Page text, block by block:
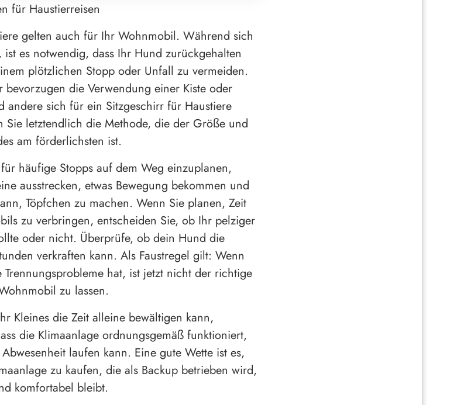
für Haustierreisen
gelten auch für Ihr Wohnmobil. Während sich
es notwendig, dass Ihr Hund zurückgehalten
plötzlichen Stopp oder Unfall zu vermeiden.
die Verwendung einer Kiste oder
andere sich für ein Sitzgeschirr für Haustiere
Sie letztendlich die Methode, die der Größe und
am förderlichsten ist.
häufige Stopps auf dem Weg einzuplanen,
ausstrecken, etwas Bewegung bekommen und
Töpfchen zu machen. Wenn Sie planen, Zeit
zu verbringen, entscheiden Sie, ob Ihr pelziger
oder nicht. Überprüfe, ob dein Hund die
verkraften kann. Als Faustregel gilt: Wenn
hat, ist jetzt nicht der richtige
zu lassen.
Kleines die Zeit alleine bewältigen kann,
die Klimaanlage ordnungsgemäß funktioniert,
laufen kann. Eine gute Wette ist es,
zu kaufen, die als Backup betrieben wird,
komfortabel bleibt.